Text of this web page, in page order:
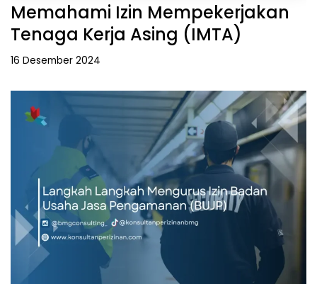
Memahami Izin Mempekerjakan
Tenaga Kerja Asing (IMTA)
16 Desember 2024